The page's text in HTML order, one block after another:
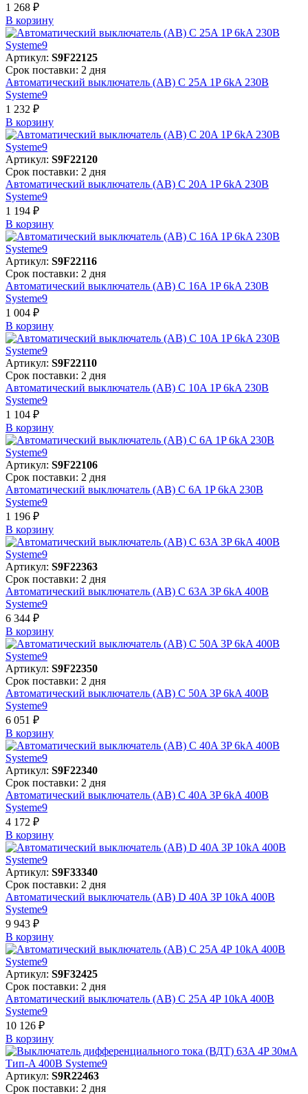
1 268 ₽
В корзинy
Артикул: S9F22125
Срок поставки: 2 дня
Автоматический выключатель (АВ) C 25A 1P 6kA 230В
Systeme9
1 232 ₽
В корзинy
Артикул: S9F22120
Срок поставки: 2 дня
Автоматический выключатель (АВ) C 20A 1P 6kA 230В
Systeme9
1 194 ₽
В корзинy
Артикул: S9F22116
Срок поставки: 2 дня
Автоматический выключатель (АВ) C 16A 1P 6kA 230В
Systeme9
1 004 ₽
В корзинy
Артикул: S9F22110
Срок поставки: 2 дня
Автоматический выключатель (АВ) C 10A 1P 6kA 230В
Systeme9
1 104 ₽
В корзинy
Артикул: S9F22106
Срок поставки: 2 дня
Автоматический выключатель (АВ) C 6A 1P 6kA 230В
Systeme9
1 196 ₽
В корзинy
Артикул: S9F22363
Срок поставки: 2 дня
Автоматический выключатель (АВ) C 63A 3P 6kA 400В
Systeme9
6 344 ₽
В корзинy
Артикул: S9F22350
Срок поставки: 2 дня
Автоматический выключатель (АВ) C 50A 3P 6kA 400В
Systeme9
6 051 ₽
В корзинy
Артикул: S9F22340
Срок поставки: 2 дня
Автоматический выключатель (АВ) C 40A 3P 6kA 400В
Systeme9
4 172 ₽
В корзинy
Артикул: S9F33340
Срок поставки: 2 дня
Автоматический выключатель (АВ) D 40A 3P 10kA 400В
Systeme9
9 943 ₽
В корзинy
Артикул: S9F32425
Срок поставки: 2 дня
Автоматический выключатель (АВ) C 25A 4P 10kA 400В
Systeme9
10 126 ₽
В корзинy
Артикул: S9R22463
Срок поставки: 2 дня